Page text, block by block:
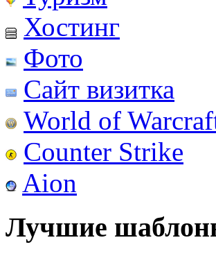
Хостинг
Фото
Сайт визитка
World of
Counter Strike
Aion
Лучшие